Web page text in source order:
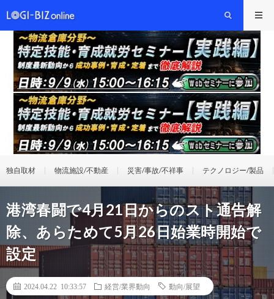
独自取材 物流施設/不動産 災害/事故/不祥事 テクノロジー/製品
港湾春闘で4月21日からのスト通告解
除、あらためて5月26日始業時開始で
設定
2024.04.22 10:33:57 経営/業界動向 動向/展望